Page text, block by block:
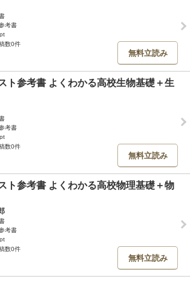
考書
数0件
無料立読み
ト参考書 よくわかる高校生物基礎＋生
考書
数0件
無料立読み
ト参考書 よくわかる高校物理基礎＋物
考書
数0件
無料立読み